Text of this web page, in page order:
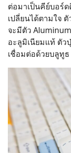
ต่อมาเป็นคีย์บอร์
เปลี่ยนได้ตามใจ
จะมีตัว
อะลูมิเนียมแท้ ตัว
เชื่อมต่อด้วยบลูทู